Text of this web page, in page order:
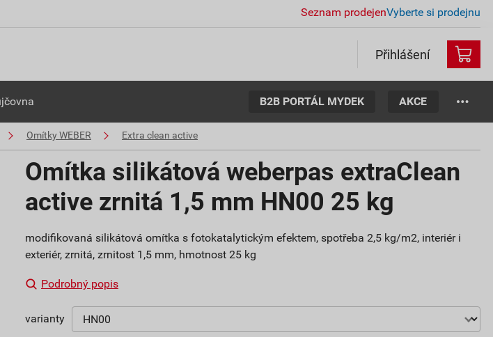
Seznam prodejenVyberte si prodejnu
Přihlášení
B2B PORTÁL MYDEK AKCE
Omítky WEBER Extra clean active
Omítka silikátová weberpas extraClean
active zrnitá 1,5 mm HN00 25 kg
modifikovaná silikátová omítka s fotokatalytickým efektem, spotřeba 2,5 kg/m2, interiér i
exteriér, zrnitá, zrnitost 1,5 mm, hmotnost 25 kg
Podrobný popis
varianty